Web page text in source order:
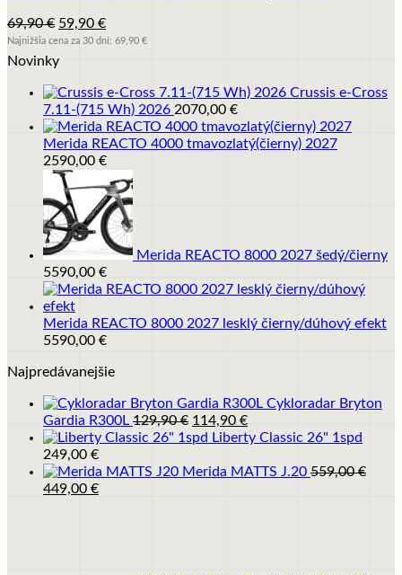
69,90€ Pôvodná
cena
bola:
59,90 €Aktuálna
cena
Najnižšia cena za 30 dní: 69,90 €
Novinky
Crussis e-Cross
7.11-(715 Wh) 2026 2070,00 €
Merida REACTO 4000 tmavozlatý(čierny) 2027
2590,00 €
Merida REACTO 8000 2027 šedý/čierny
5590,00 €
Merida REACTO 8000 2027 lesklý čierny/dúhový efekt
5590,00 €
Najpredávanejšie
Cykloradar Bryton
Gardia R300L 129,90€ Pôvodná
cena
129,90 €.
114,90 €Aktuálna
cena
114,90 €.
Liberty Classic 26" 1spd
249,00 €
Merida MATTS J.20 559,00€
Pôvodná
449,00 €Aktuálna